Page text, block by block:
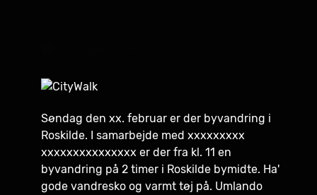
Søndag den xx. februar er der byvandring i
Roskilde. I samarbejde med xxxxxxxxx
xxxxxxxxxxxxxxx er der fra kl. 11 en
byvandring på 2 timer i Roskilde bymidte. Ha'
gode vandresko og varmt tøj på. Umlando